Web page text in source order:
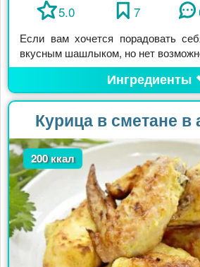
5.0 7
Если вам хочется порадовать
вкусным шашлыком, но нет
Ингредиенты
Курица в сметане в
200 ккал